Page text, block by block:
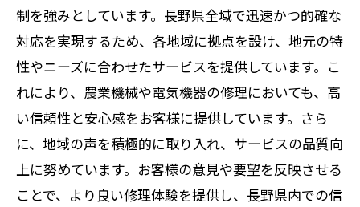
制を強みとしています。長野県全域で迅速かつ的確な
対応を実現するため、各地域に拠点を設け、地元の特
性やニーズに合わせたサービスを提供しています。こ
れにより、農業機械や電気機器の修理においても、高
い信頼性と安心感をお客様に提供しています。さら
に、地域の声を積極的に取り入れ、サービスの品質向
上に努めています。お客様の意見や要望を反映させる
ことで、より良い修理体験を提供し、長野県内での信